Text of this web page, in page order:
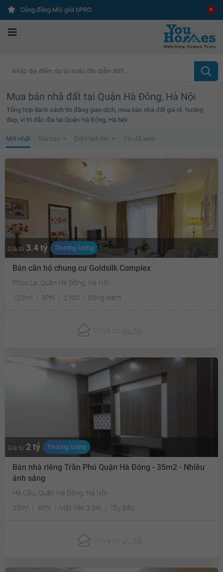
Cộng đồng Môi giới bPRO
Nhập địa điểm, dự án hoặc đặc điểm BĐS ...
Mua bán nhà đất tại Quận Hà Đông, Hà Nội
Tổng hợp danh sách tin đăng giao dịch, mua bán nhà đất giá rẻ, hướng
đẹp, vị trí đắc địa tại Quận Hà Đông, Hà Nội
Mới nhất Giá cao Diện tích lớn Tin đã xem
Giá từ 3.4 tỷ Thương lượng
Bán căn hộ chung cư Goldsilk Complex
Phúc La, Quận Hà Đông, Hà Nội
120m²
3PN 2 WC Đông Nam
Chưa có ưu đãi
Giá từ 2 tỷ Thương lượng
Bán nhà riêng Trần Phú Quận Hà Đông - 35m2 - Nhiều
ánh sáng
Hà Cầu, Quận Hà Đông, Hà Nội
35m²
4PN Mặt tiền 3.5m Tây Bắc
Chưa có ưu đãi